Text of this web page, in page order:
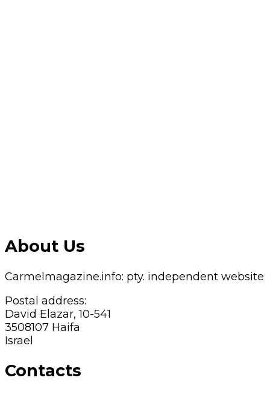
About Us
Carmelmagazine.info: pty. independent website
Postal address:
David Elazar, 10-541
3508107 Haifa
Israel
Contacts